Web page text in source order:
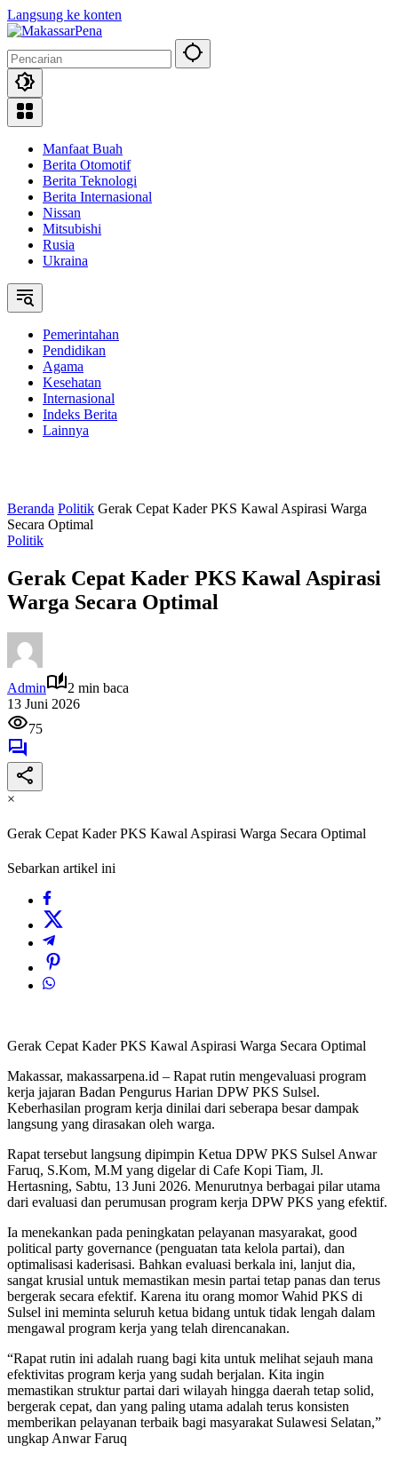
Langsung ke konten
Manfaat Buah
Berita Otomotif
Berita Teknologi
Berita Internasional
Nissan
Mitsubishi
Rusia
Ukraina
Pemerintahan
Pendidikan
Agama
Kesehatan
Internasional
Indeks Berita
Lainnya
Beranda Politik Gerak Cepat Kader PKS Kawal Aspirasi Warga
Secara Optimal
Politik
Gerak Cepat Kader PKS Kawal Aspirasi
Warga Secara Optimal
Admin
2 min baca
13 Juni 2026
75
×
Gerak Cepat Kader PKS Kawal Aspirasi Warga Secara Optimal
Sebarkan artikel ini
Gerak Cepat Kader PKS Kawal Aspirasi Warga Secara Optimal
Makassar, makassarpena.id – Rapat rutin mengevaluasi program
kerja jajaran Badan Pengurus Harian DPW PKS Sulsel.
Keberhasilan program kerja dinilai dari seberapa besar dampak
langsung yang dirasakan oleh warga.
Rapat tersebut langsung dipimpin Ketua DPW PKS Sulsel Anwar
Faruq, S.Kom, M.M yang digelar di Cafe Kopi Tiam, Jl.
Hertasning, Sabtu, 13 Juni 2026. Menurutnya berbagai pilar utama
dari evaluasi dan perumusan program kerja DPW PKS yang efektif.
Ia menekankan pada peningkatan pelayanan masyarakat, good
political party governance (penguatan tata kelola partai), dan
optimalisasi kaderisasi. Bahkan evaluasi berkala ini, lanjut dia,
sangat krusial untuk memastikan mesin partai tetap panas dan terus
bergerak secara efektif. Karena itu orang momor Wahid PKS di
Sulsel ini meminta seluruh ketua bidang untuk tidak lengah dalam
mengawal program kerja yang telah direncanakan.
“Rapat rutin ini adalah ruang bagi kita untuk melihat sejauh mana
efektivitas program kerja yang sudah berjalan. Kita ingin
memastikan struktur partai dari wilayah hingga daerah tetap solid,
bergerak cepat, dan yang paling utama adalah terus konsisten
memberikan pelayanan terbaik bagi masyarakat Sulawesi Selatan,”
ungkap Anwar Faruq